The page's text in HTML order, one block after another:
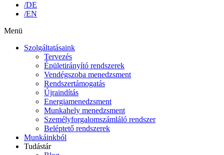
/DE
/EN
Menü
Szolgáltatásaink
Tervezés
Épületirányító rendszerek
Vendégszoba menedzsment
Rendszertámogatás
Újraindítás
Energiamenedzsment
Munkahely menedzsment
Személyforgalomszámláló rendszer
Beléptető rendszerek
Munkáinkból
Tudástár